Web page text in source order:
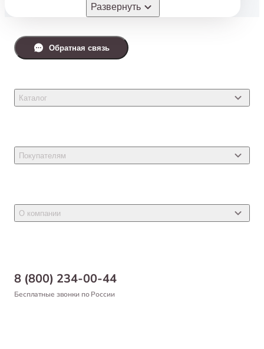
Комсомольске-на-Амуре, Магадане
Находке,Томске,Арсеньеве
Фокино,Уфе,Большом Камне
Партизанске,Холмске
Дальнегорске
по самым недорогим ценам.
зоомагазина в этих городах.
Наши клиенты считают наши цены самыми
Развернуть
8 (800) 234-00-44
Бесплатные звонки по России
Каталог
Товары для собак
Товары для птиц
Покупателям
Новости
Самовывоз
Оформление заказа
О компании
Благотворительный фонд
Обратная связь